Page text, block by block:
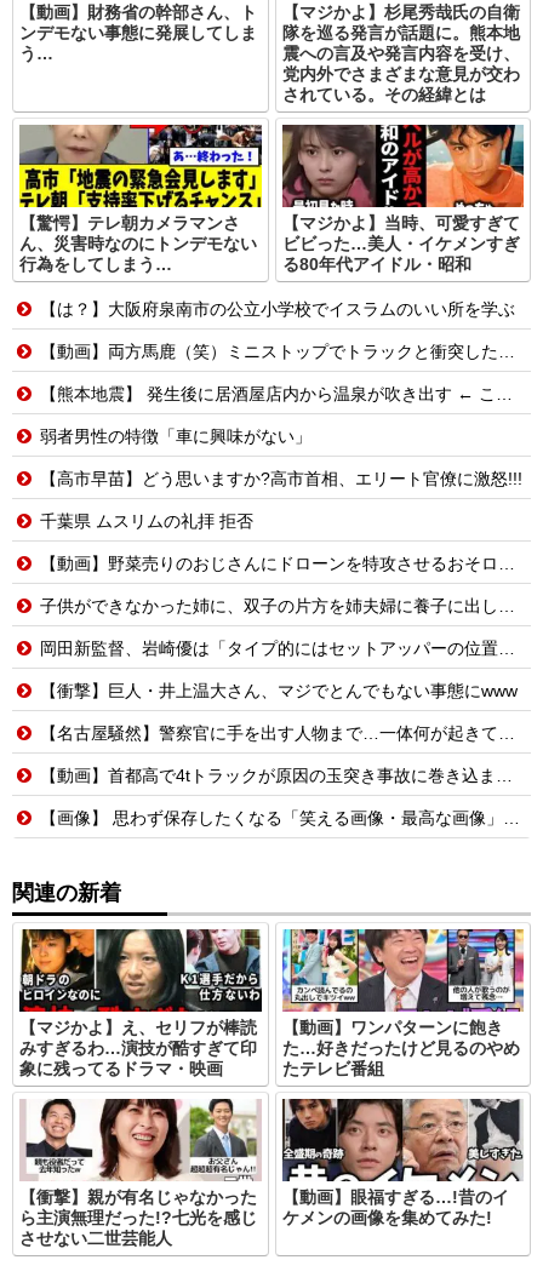
【動画】財務省の幹部さん、ト
ンデモない事態に発展してしま
う…
【マジかよ】杉尾秀哉氏の自衛
隊を巡る発言が話題に。熊本地
震への言及や発言内容を受け、
党内外でさまざまな意見が交わ
されている。その経緯とは
【驚愕】テレ朝カメラマンさ
ん、災害時なのにトンデモない
行為をしてしまう…
【マジかよ】当時、可愛すぎて
ビビった…美人・イケメンすぎ
る80年代アイドル・昭和
【は？】大阪府泉南市の公立小学校でイスラムのいい所を学ぶ
【動画】両方馬鹿（笑）ミニストップでトラックと衝突したドラレコが（ノ∇`）
【熊本地震】 発生後に居酒屋店内から温泉が吹き出す ← これ前触れじゃね？
弱者男性の特徴「車に興味がない」
【高市早苗】どう思いますか?高市首相、エリート官僚に激怒!!!
千葉県 ムスリムの礼拝 拒否
【動画】野菜売りのおじさんにドローンを特攻させるおそロシア。
子供ができなかった姉に、双子の片方を姉夫婦に養子に出した。すると、養子に出した子がすごく礼儀正しくてビックリ
岡田新監督、岩崎優は「タイプ的にはセットアッパーの位置が一番合うてる」←おーん
【衝撃】巨人・井上温大さん、マジでとんでもない事態にwww
【名古屋騒然】警察官に手を出す人物まで…一体何が起きているのか #外国人 #共生社会 #japan
【動画】首都高で4tトラックが原因の玉突き事故に巻き込まれた軽バンの車載。
【画像】 思わず保存したくなる「笑える画像・最高な画像」貼っていけｗｗｗｗｗ
関連の新着
【マジかよ】え、セリフが棒読
みすぎるわ…演技が酷すぎて印
象に残ってるドラマ・映画
【動画】ワンパターンに飽き
た…好きだったけど見るのやめ
たテレビ番組
【衝撃】親が有名じゃなかった
ら主演無理だった!?七光を感じ
させない二世芸能人
【動画】眼福すぎる…!昔のイ
ケメンの画像を集めてみた!